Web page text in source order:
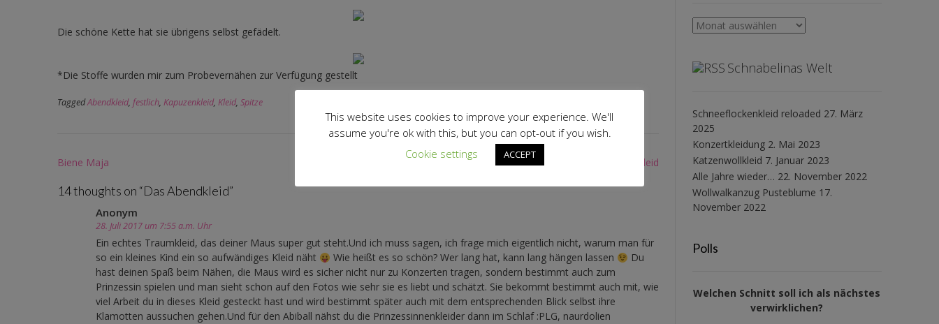
Die schöne Kette hat sie übrigens selbst gefädelt.
*Die Stoffe wurden mir zum Probevernähen zur Verfügung gestellt
TaggedAbendkleid, festlich, Kapuzenkleid, Kleid, Spitze
Post
Biene Maja Eisbären Bodykleid
14 thoughts on “Das Abendkleid”
Anonym
28. Juli 2017 um 7:55 a.m. Uhr
Ein echtes Traumkleid, das deiner Maus super gut steht.Und ich muss sagen, ich frage mich eigentlich nicht, warum man für
so ein kleines Kind ein so aufwändiges Kleid näht
Wie heißt es so schön? Wer lang hat, kann lang hängen lassen
Du
hast deinen Spaß beim Nähen, die Maus wird es sicher nicht nur zu Konzerten tragen, sondern bestimmt auch zum
Prinzessin spielen und man sieht schon auf den Fotos wie sehr sie es liebt und schätzt. Sie bekommt bestimmt auch mit, wie
viel Arbeit du in dieses Kleid gesteckt hast und wird bestimmt später auch mit dem entsprechenden Blick selbst ihre
Klamotten aussuchen gehen.Und für den Abiball nähst du die Prinzessinnenkleider dann im Schlaf :PLG, naurdolien
Archiv
Schnabelinas Welt
Schneeflockenkleid reloaded 27. März
2025
Konzertkleidung 2. Mai 2023
Katzenwollkleid 7. Januar 2023
Alle Jahre wieder… 22. November 2022
Wollwalkanzug Pusteblume 17.
November 2022
Polls
Welchen Schnitt soll ich als nächstes
verwirklichen?
This website uses cookies to improve your experience. We'll
assume you're ok with this, but you can opt-out if you wish.
Cookie settings
ACCEPT